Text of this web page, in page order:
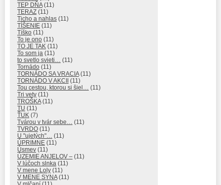
TEP DŇA(11)
TERAZ (11)
Ticho a nahlas (11)
TÍŠENIE (11)
Tíško (11)
To je ono (11)
TO JE TAK (11)
To som ja (11)
to svetlo svieti… (11)
Tornádo (11)
TORNÁDO SA VRACIA(11)
TORNÁDO V AKCII
(11)
Tou cestou, ktorou si šiel… (11)
Tri vety (11)
TROŠKA(11)
TU (11)
ŤUK (7)
Tvárou v tvár sebe… (11)
TVRDO (11)
U "ujetých"… (11)
ÚPRIMNE (11)
Úsmev (11)
ÚZEMIE ANJELOV – (11)
V lúčoch slnka (11)
V mene Loly (11)
V MENE SYNA(11)